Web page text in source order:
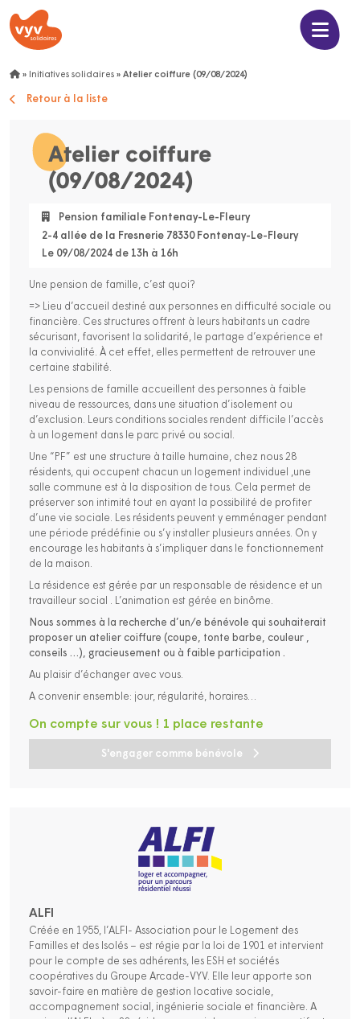
» Initiatives solidaires » Atelier coiffure (09/08/2024)
Retour à la liste
Atelier coiffure
(09/08/2024)
Pension familiale Fontenay-Le-Fleury
2-4 allée de la Fresnerie 78330 Fontenay-Le-Fleury
Le 09/08/2024 de 13h à 16h
Une pension de famille, c’est quoi?
=> Lieu d’accueil destiné aux personnes en difficulté sociale ou
financière. Ces structures offrent à leurs habitants un cadre
sécurisant, favorisent la solidarité, le partage d’expérience et
la convivialité. À cet effet, elles permettent de retrouver une
certaine stabilité.
Les pensions de famille accueillent des personnes à faible
niveau de ressources, dans une situation d’isolement ou
d’exclusion. Leurs conditions sociales rendent difficile l’accès
à un logement dans le parc privé ou social.
Une “PF” est une structure à taille humaine, chez nous 28
résidents, qui occupent chacun un logement individuel ,une
salle commune est à la disposition de tous. Cela permet de
préserver son intimité tout en ayant la possibilité de profiter
d’une vie sociale. Les résidents peuvent y emménager pendant
une période prédéfinie ou s’y installer plusieurs années. On y
encourage les habitants à s’impliquer dans le fonctionnement
de la maison.
La résidence est gérée par un responsable de résidence et un
travailleur social . L’animation est gérée en binôme.
Nous sommes à la recherche d’un/e bénévole qui souhaiterait
proposer un atelier coiffure (coupe, tonte barbe, couleur ,
conseils …), gracieusement ou à faible participation .
Au plaisir d’échanger avec vous.
A convenir ensemble: jour, régularité, horaires…
S'engager comme bénévole
On compte sur vous ! 1 place restante
ALFI
Créée en 1955, l’ALFI- Association pour le Logement des
Familles et des Isolés – est régie par la loi de 1901 et intervient
pour le compte de ses adhérents, les ESH et sociétés
coopératives du Groupe Arcade-VYV. Elle leur apporte son
savoir-faire en matière de gestion locative sociale,
accompagnement social, ingénierie sociale et financière. A